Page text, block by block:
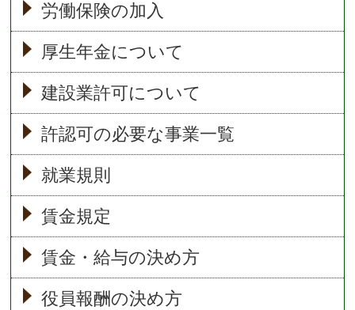
労働保険の加入
厚生年金について
建設業許可について
許認可の必要な事業一覧
就業規則
賃金規定
賃金・給与の決め方
役員報酬の決め方